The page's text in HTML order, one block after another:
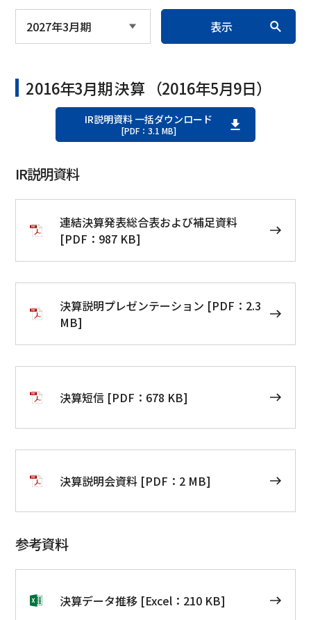
表示
2016年3月期 決算 （2016年5月9日）
IR説明資料 一括ダウンロード
[PDF：3.1 MB]
IR説明資料
連結決算発表総合表および補足資料
[PDF：987 KB]
決算説明プレゼンテーション [PDF：2.3
MB]
決算短信 [PDF：678 KB]
決算説明会資料 [PDF：2 MB]
参考資料
決算データ推移 [Excel：210 KB]